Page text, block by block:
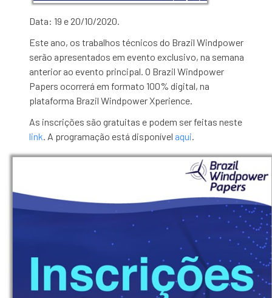
Data: 19 e 20/10/2020.
Este ano, os trabalhos técnicos do Brazil Windpower
serão apresentados em evento exclusivo, na semana
anterior ao evento principal. O Brazil Windpower
Papers ocorrerá em formato 100% digital, na
plataforma Brazil Windpower Xperience.
As inscrições são gratuitas e podem ser feitas neste
link. A programação está disponível aqui.